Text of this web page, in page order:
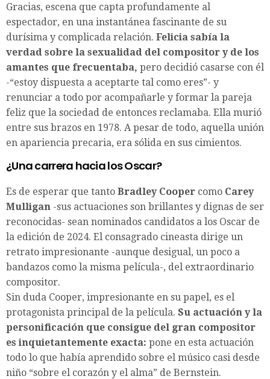
Gracias, escena que capta profundamente al
espectador, en una instantánea fascinante de su
durísima y complicada relación. Felicia sabía la
verdad sobre la sexualidad del compositor y de los
amantes que frecuentaba, pero decidió casarse con él
-“estoy dispuesta a aceptarte tal como eres”- y
renunciar a todo por acompañarle y formar la pareja
feliz que la sociedad de entonces reclamaba. Ella murió
entre sus brazos en 1978. A pesar de todo, aquella unión
en apariencia precaria, era sólida en sus cimientos.
¿Una carrera hacia los Oscar?
Es de esperar que tanto Bradley Cooper como Carey
Mulligan -sus actuaciones son brillantes y dignas de ser
reconocidas- sean nominados candidatos a los Oscar de
la edición de 2024. El consagrado cineasta dirige un
retrato impresionante -aunque desigual, un poco a
bandazos como la misma película-, del extraordinario
compositor.
Sin duda Cooper, impresionante en su papel, es el
protagonista principal de la película. Su actuación y la
personificación que consigue del gran compositor
es inquietantemente exacta: pone en esta actuación
todo lo que había aprendido sobre el músico casi desde
niño “sobre el corazón y el alma” de Bernstein.